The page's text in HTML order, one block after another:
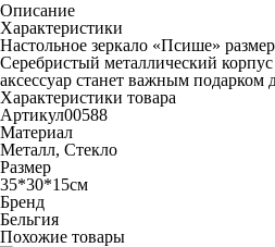
Описание
Характеристики
Настольное зеркало «Псише»
Серебристый металлический
аксессуар станет важным
Характеристики товара
Артикул00588
Материал
Металл, Стекло
Размер
35*30*15см
Бренд
Бельгия
Похожие товары